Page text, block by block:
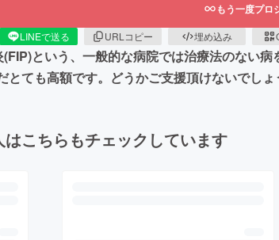
もう一度プロ
LINEで送る URLコピー 埋め込み
という、一般的な病院では治療法のない
ても高額です。どうかご支援頂けないでしょ
こちらもチェックしています